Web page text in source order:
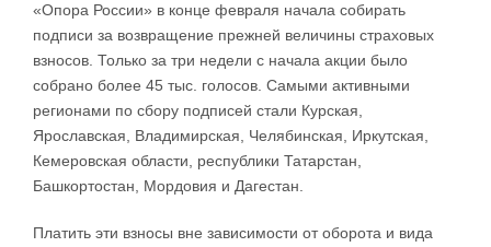
«Опора России» в конце февраля начала собирать
подписи за возвращение прежней величины страховых
взносов. Только за три недели с начала акции было
собрано более 45 тыс. голосов. Самыми активными
регионами по сбору подписей стали Курская,
Ярославская, Владимирская, Челябинская, Иркутская,
Кемеровская области, республики Татарстан,
Башкортостан, Мордовия и Дагестан.
Платить эти взносы вне зависимости от оборота и вида